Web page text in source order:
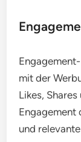
mit der
Likes,
Engagement
und